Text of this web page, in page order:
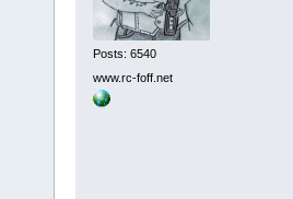
Posts: 6540
www.rc-foff.net